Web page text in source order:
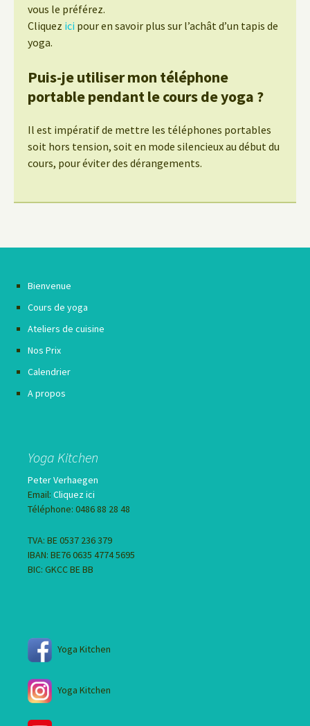
vous le préférez.
Cliquez ici pour en savoir plus sur l’achât d’un tapis de
yoga.
Puis-je utiliser mon téléphone
portable pendant le cours de yoga ?
Il est impératif de mettre les téléphones portables
soit hors tension, soit en mode silencieux au début du
cours, pour éviter des dérangements.
Bienvenue
Cours de yoga
Ateliers de cuisine
Nos Prix
Calendrier
A propos
Yoga Kitchen
Peter Verhaegen
Email: Cliquez ici
Téléphone: 0486 88 28 48
TVA: BE 0537 236 379
IBAN: BE76 0635 4774 5695
BIC: GKCC BE BB
Yoga Kitchen
Yoga Kitchen